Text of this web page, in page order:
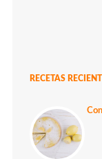
RECETAS